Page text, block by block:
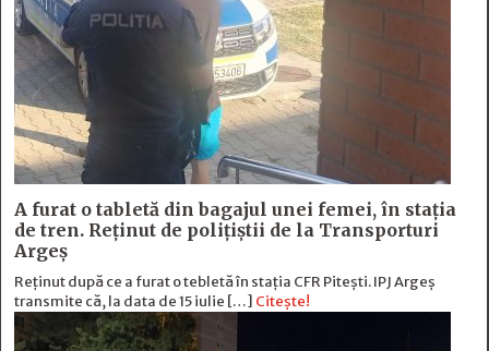
A furat o tabletă din bagajul unei femei, în stația
de tren. Reținut de polițiștii de la Transporturi
Argeș
Reținut după ce a furat o tebletă în stația CFR Pitești. IPJ Argeș
transmite că, la data de 15 iulie […] Citește!